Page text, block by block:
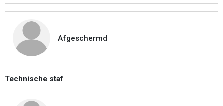
Afgeschermd
Technische staf